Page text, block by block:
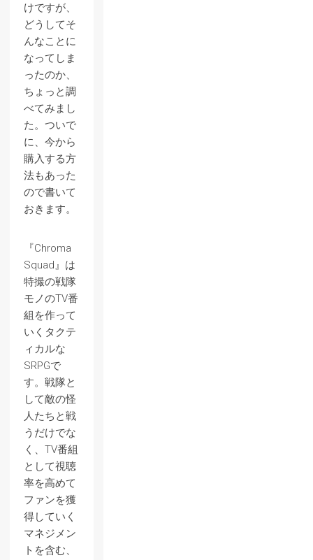
けですが、
どうしてそ
んなことに
なってしま
ったのか、
ちょっと調
べてみまし
た。ついで
に、今から
購入する方
法もあった
ので書いて
おきます。
『Chroma
Squad』は
特撮の戦隊
モノのTV番
組を作って
いくタクテ
ィカルな
SRPGで
す。戦隊と
して敵の怪
人たちと戦
うだけでな
く、TV番組
として視聴
率を高めて
ファンを獲
得していく
マネジメン
トを含む、